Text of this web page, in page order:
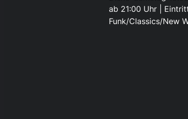
ab 21:00 Uhr |
Funk/Classics/New